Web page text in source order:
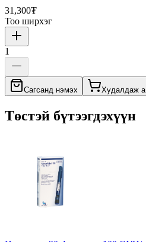
31,300₮
Тоо ширхэг
1
Сагсанд нэмэх Худалдаж
Төстэй бүтээгдэхүүн